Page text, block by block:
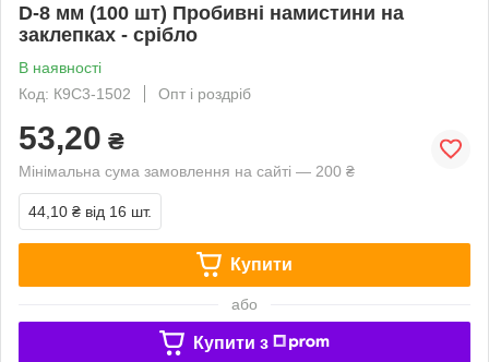
D-8 мм (100 шт) Пробивні намистини на
заклепках - срібло
В наявності
Код: К9С3-1502
Опт і роздріб
53,20 ₴
Мінімальна сума замовлення на сайті — 200 ₴
44,10 ₴ від 16 шт.
Купити
або
Купити з